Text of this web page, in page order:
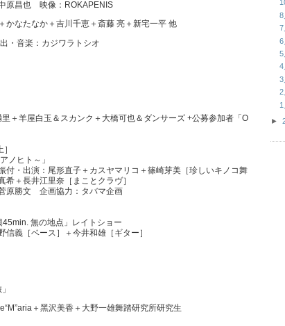
原昌也 映像： ROKAPENIS
＋ かなたなか ＋ 吉川千恵 ＋ 斎藤 亮 ＋ 新宅一平 他
・音楽： カジワラトシオ
＋羊屋白玉＆スカンク＋大橋可也＆ダンサーズ +公募参加者 「O
ノヒト～」
付・出演： 尾形直子 ＋ カスヤマリコ ＋ 篠崎芽美［珍しいキノコ舞
希 ＋ 長井江里奈［まことクラヴ］
原勝文 企画協力： タバマ企画
45min. 無の地点」レイトショー
信義 ［ベース］＋ 今井和雄 ［ギター］
＋黑沢美香＋大野一雄舞踏研究所研究生
8
7
6
5
4
3
2
1
►